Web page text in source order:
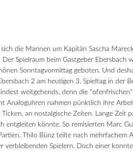
die Mannen um Kapitän Sascha
Spielraum beim Gastgeber Ebersbach
Sonntagvormittag geboten. Und
2 am heutigen 3. Spieltag in der
weitgehends, denn die
Analoguhren nahmen pünktlich ihre
an nostalgische Zeiten. Lange Zeit
entgleiten könnte. So remisierten Marc
Thilo Bünz teilte nach mehrfachem
verbleibenden Spielern. Doch einer